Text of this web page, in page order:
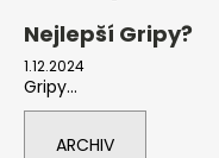
Nejlepší Gripy?
1.12.2024
Gripy...
ARCHIV